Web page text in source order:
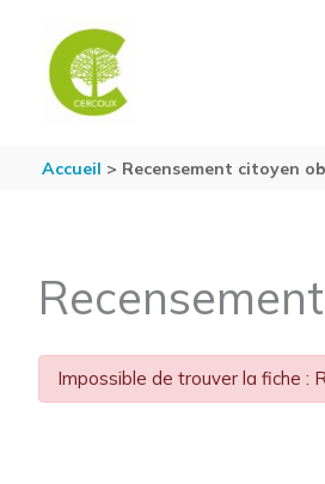
Accueil Recensement citoyen
Impossible de trouver la fiche :